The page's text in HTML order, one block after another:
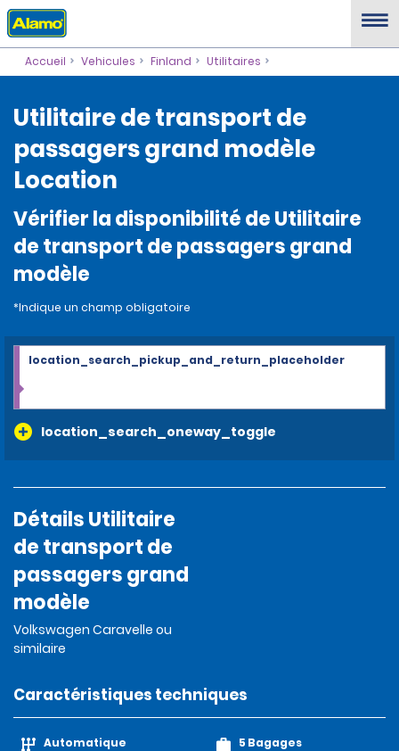
Accueil Vehicules Finland Utilitaires
Utilitaire de transport de
passagers grand modèle
Location
Vérifier la disponibilité de Utilitaire
de transport de passagers grand
modèle
*Indique un champ obligatoire
location_search_oneway_toggle
location_search_pickup_and_return_placeholder
Détails Utilitaire
de transport de
passagers grand
modèle
Volkswagen Caravelle ou
similaire
Caractéristiques techniques
Automatique 5 Bagages